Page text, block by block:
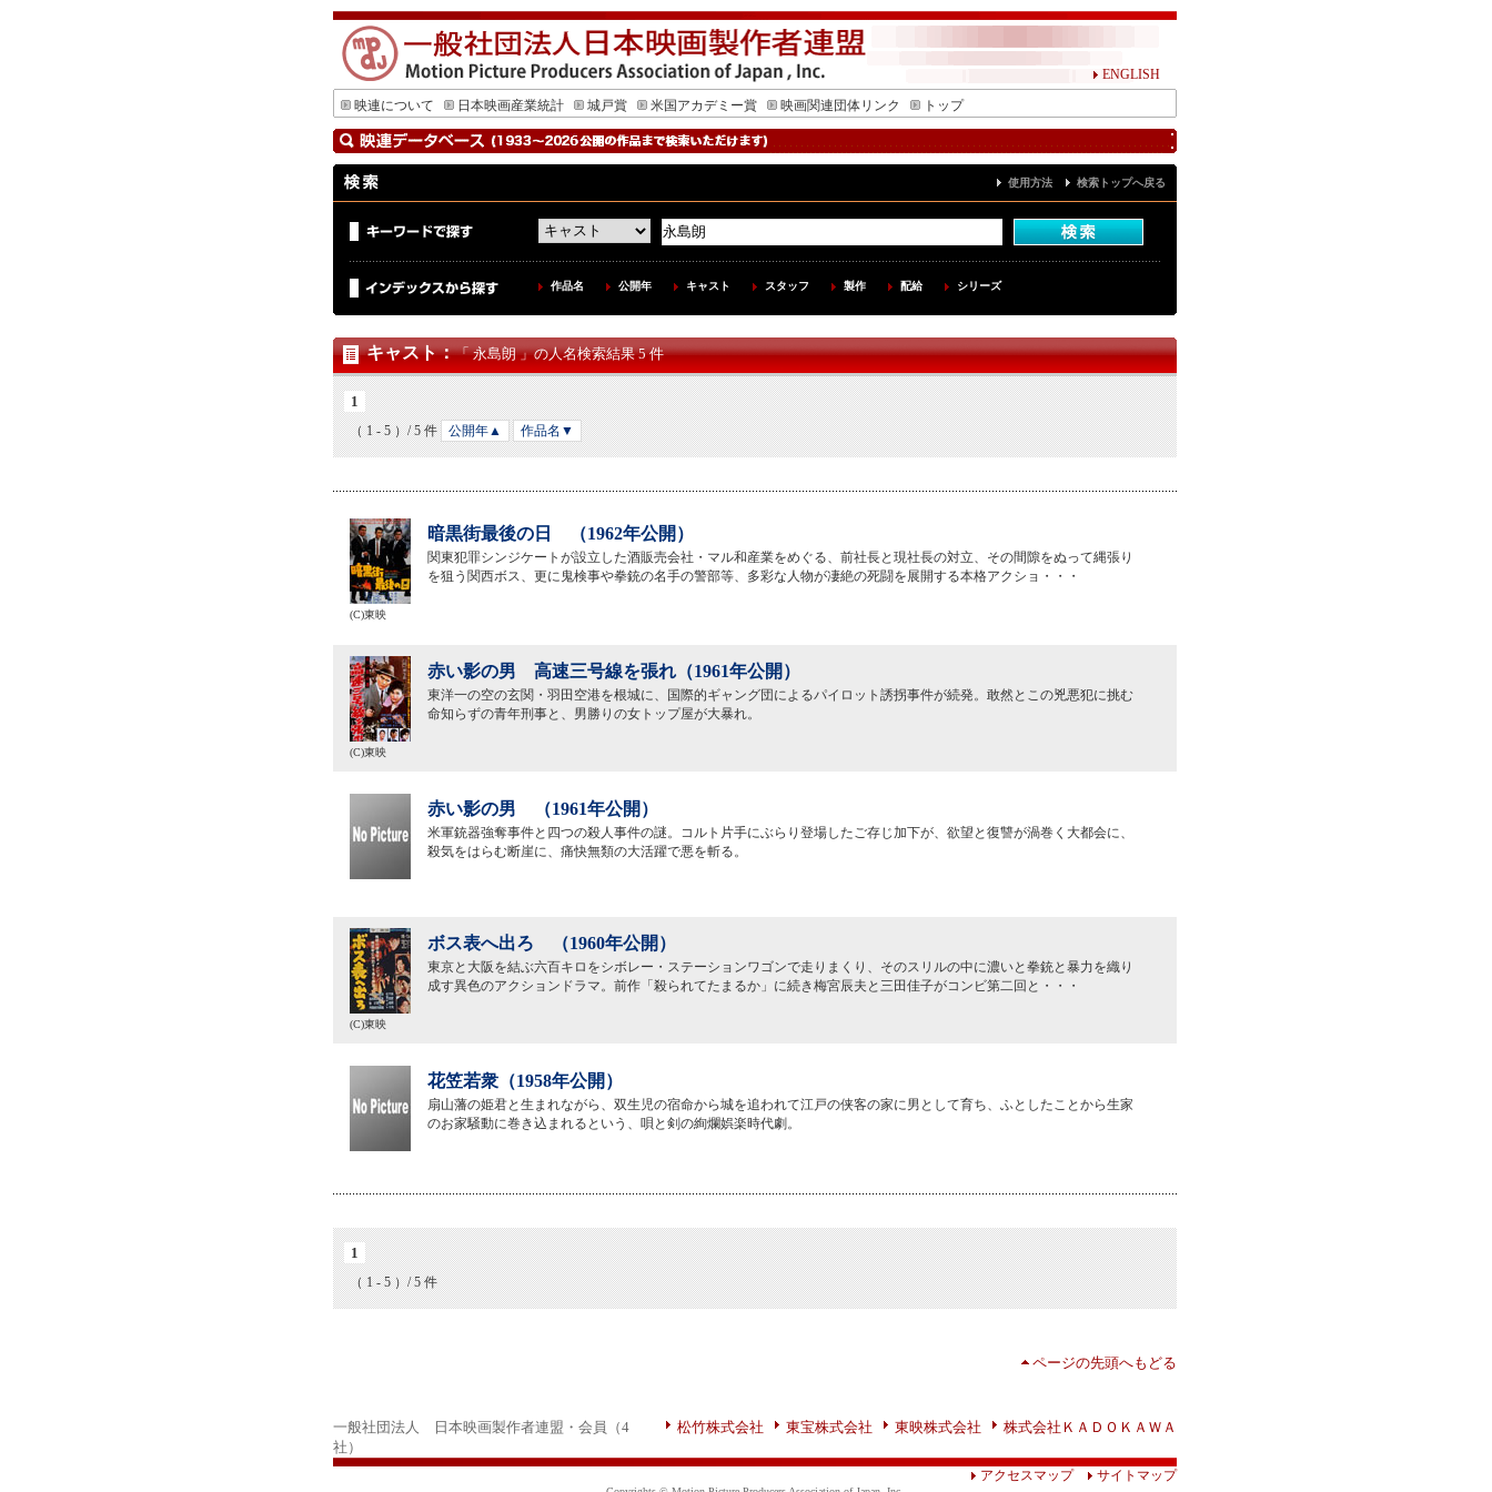
ENGLISH
映連について
日本映画産業統計 城戸賞 米国アカデミー賞 映画関連団体リンク トップ
使用方法 検索トップへ戻る
作品名 公開年 キャスト スタッフ 製作 配給 シリーズ
キャスト：「 永島朗 」の人名検索結果 5 件
1
（ 1 - 5 ）/ 5 件 公開年▲ 作品名▼
暗黒街最後の日 （1962年公開）
関東犯罪シンジケートが設立した酒販売会社・マル和産業をめぐる、前社長と現社長の対立、その間隙をぬって縄張り
を狙う関西ボス、更に鬼検事や拳銃の名手の警部等、多彩な人物が凄絶の死闘を展開する本格アクショ・・・
(C)東映
赤い影の男 高速三号線を張れ（1961年公開）
東洋一の空の玄関・羽田空港を根城に、国際的ギャング団によるパイロット誘拐事件が続発。敢然とこの兇悪犯に挑む
命知らずの青年刑事と、男勝りの女トップ屋が大暴れ。
(C)東映
赤い影の男 （1961年公開）
米軍銃器強奪事件と四つの殺人事件の謎。コルト片手にぶらり登場したご存じ加下が、欲望と復讐が渦巻く大都会に、
殺気をはらむ断崖に、痛快無類の大活躍で悪を斬る。
ボス表へ出ろ （1960年公開）
東京と大阪を結ぶ六百キロをシボレー・ステーションワゴンで走りまくり、そのスリルの中に濃いと拳銃と暴力を織り
成す異色のアクションドラマ。前作「殺られてたまるか」に続き梅宮辰夫と三田佳子がコンビ第二回と・・・
(C)東映
花笠若衆（1958年公開）
扇山藩の姫君と生まれながら、双生児の宿命から城を追われて江戸の侠客の家に男として育ち、ふとしたことから生家
のお家騒動に巻き込まれるという、唄と剣の絢爛娯楽時代劇。
1
（ 1 - 5 ）/ 5 件
ページの先頭へもどる
一般社団法人 日本映画製作者連盟・会員（4
社）
松竹株式会社 東宝株式会社 東映株式会社 株式会社ＫＡＤＯＫＡＷＡ
アクセスマップ サイトマップ